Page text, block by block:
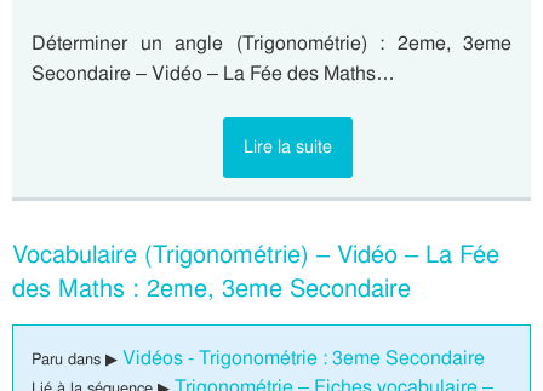
Déterminer un angle (Trigonométrie) : 2eme, 3eme
Secondaire – Vidéo – La Fée des Maths…
Lire la suite
Vocabulaire (Trigonométrie) – Vidéo – La Fée
des Maths : 2eme, 3eme Secondaire
Paru dans ▶ Vidéos - Trigonométrie : 3eme Secondaire